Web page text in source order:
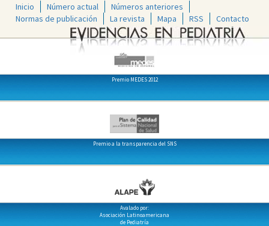
Inicio Número actual
Números anteriores
Normas de publicación
La revista Mapa RSS Contacto
Premio MEDES 2012
Premio a la transparencia del SNS
Avalado por:
Asociación Latinoamericana
de Pediatría